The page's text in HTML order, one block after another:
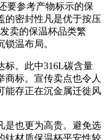
要参考产物标示的保
的密封性凡是优于按压
卖的保温杯品类繁
温布局。
。此中316L碳含量
商标。宣传卖点也令人
能存正在沉金属迁徙风
也更为高贵。避免选
钛材质保温杯平安性较